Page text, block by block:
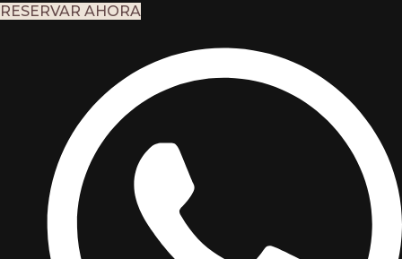
Saltar
RESERVAR AHORA